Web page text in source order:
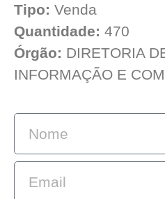
Tipo: Venda
Quantidade: 470
Órgão: DIRETORIA
INFORMAÇÃO E